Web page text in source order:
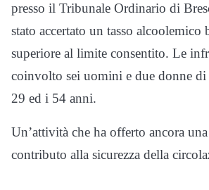
presso il Tribunale Ordinario di
stato accertato un tasso alcoolemico
superiore al limite consentito. Le
coinvolto sei uomini e due donne di
29 ed i 54 anni.
Un’attività che ha offerto ancora
contributo alla sicurezza della